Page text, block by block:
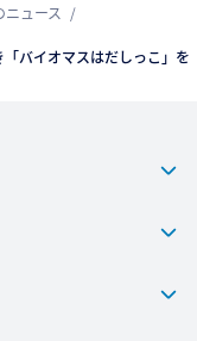
ュース
バイオマスはだしっこ」を